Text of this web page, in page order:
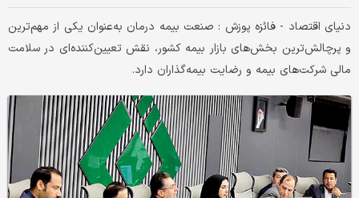
دنیای اقتصاد - فائزه پوزش : صنعت بیمه درمان به‌عنوان یکی از مهم‌ترین
و پرچالش‌ترین بخش‌های بازار بیمه کشور، نقش تعیین‌کننده‌ای در سلامت
مالی شرکت‌های بیمه و رضایت بیمه‌گذاران دارد.